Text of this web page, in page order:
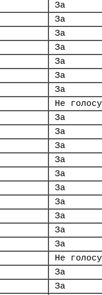
За
За
За
За
За
За
За
Не
За
За
За
За
За
За
За
За
За
За
Не
За
За